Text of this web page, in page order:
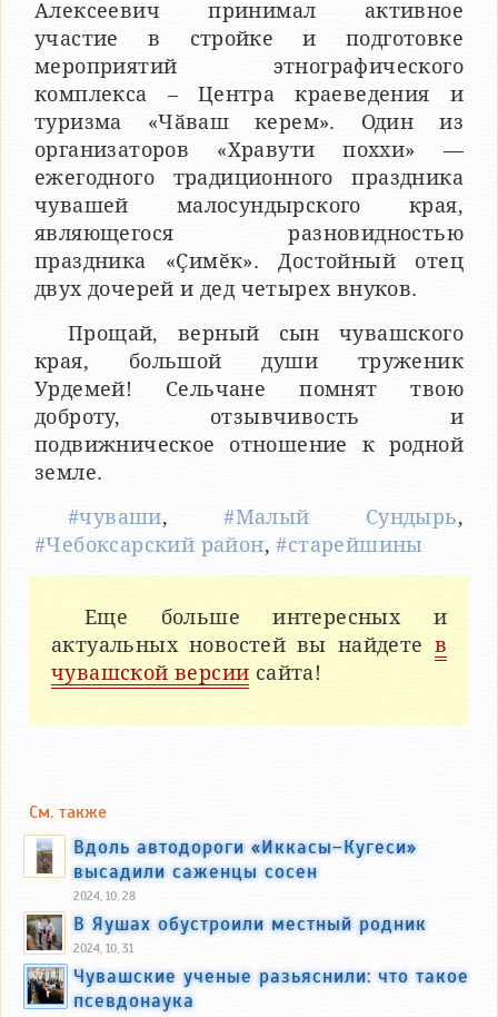
Алексеевич принимал активное
участие в стройке и подготовке
мероприятий этнографического
комплекса – Центра краеведения и
туризма «Чӑваш керем». Один из
организаторов «Хравути поххи» —
ежегодного традиционного праздника
чувашей малосундырского края,
являющегося разновидностью
праздника «Ҫимӗк». Достойный отец
двух дочерей и дед четырех внуков.
Прощай, верный сын чувашского
края, большой души труженик
Урдемей! Сельчане помнят твою
доброту, отзывчивость и
подвижническое отношение к родной
земле.
#чуваши,#Малый Сундырь,
#Чебоксарский район,#старейшины
Еще больше интересных и
актуальных новостей вы найдете в
чувашской версии сайта!
См. также
Вдоль автодороги «Иккасы–Кугеси»
высадили саженцы сосен
2024, 10, 28
В Яушах обустроили местный родник
2024, 10, 31
Чувашские ученые разьяснили: что такое
псевдонаука